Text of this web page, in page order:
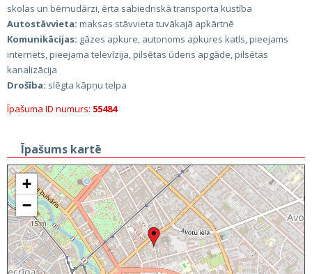
skolas un bērnudārzi, ērta sabiedriskā transporta kustība
Autostāvvieta: maksas stāvvieta tuvākajā apkārtnē
Komunikācijas: gāzes apkure, autonoms apkures katls, pieejams
internets, pieejama televīzija, pilsētas ūdens apgāde, pilsētas
kanalizācija
Drošība: slēgta kāpņu telpa
Īpašuma ID numurs: 55484
Īpašums kartē
+
−